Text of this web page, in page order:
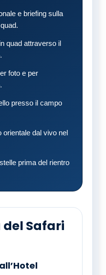
e briefing sulla
quad attraverso il
foto e per
presso il campo
orientale dal vivo nel
prima del rientro
Safari